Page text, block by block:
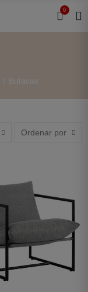
0
Butacas
Ordenar por